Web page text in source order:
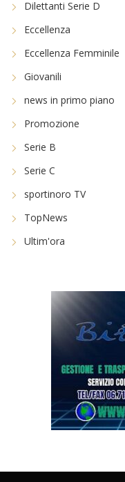
Dilettanti Serie D
Eccellenza
Eccellenza Femminile
Giovanili
news in primo piano
Promozione
Serie B
Serie C
sportinoro TV
TopNews
Ultim'ora